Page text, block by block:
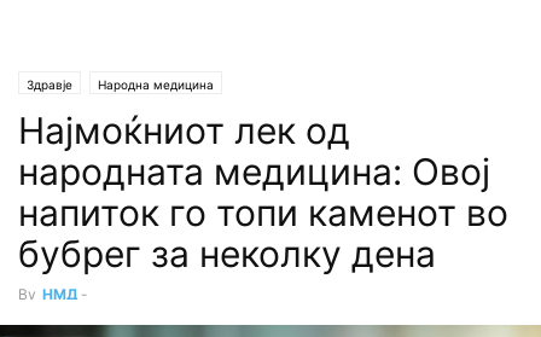
Здравје Народна медицина
Најмоќниот лек од
народната медицина: Овој
напиток го топи каменот во
бубрег за неколку дена
By НМД -